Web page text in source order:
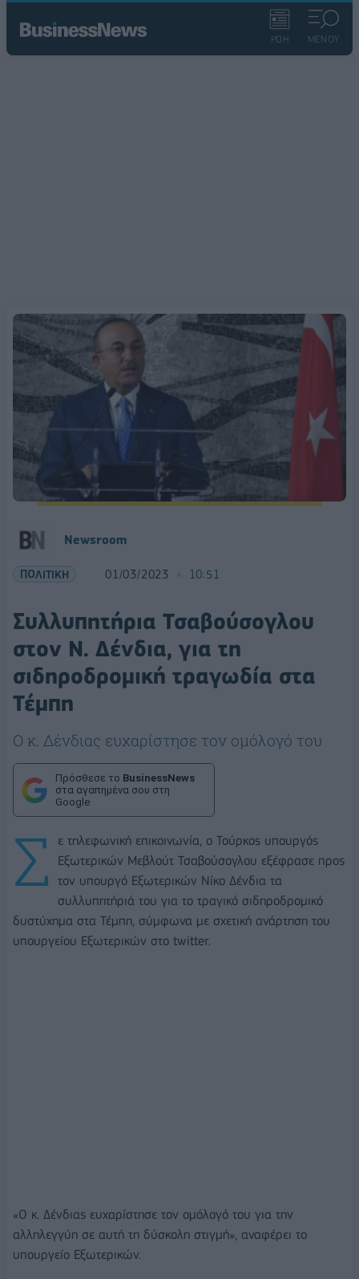
ΡΟΗ ΜΕΝΟΥ
Newsroom
ΠΟΛΙΤΙΚΗ 01/03/2023 10:51
Συλλυπητήρια Τσαβούσογλου
στον Ν. Δένδια, για τη
σιδηροδρομική τραγωδία στα
Τέμπη
Ο κ. Δένδιας ευχαρίστησε τον ομόλογό του
Πρόσθεσε το BusinessNews
στα αγαπημένα σου στη
Google
Σ
ε τηλεφωνική επικοινωνία, ο Τούρκος υπουργός
Εξωτερικών Μεβλούτ Τσαβούσογλου εξέφρασε προς
τον υπουργό Εξωτερικών Νίκο Δένδια τα
συλλυπητήριά του για το τραγικό σιδηροδρομικό
δυστύχημα στα Τέμπη, σύμφωνα με σχετική ανάρτηση του
υπουργείου Εξωτερικών στο twitter.
«Ο κ. Δένδιας ευχαρίστησε τον ομόλογό του για την
αλληλεγγύη σε αυτή τη δύσκολη στιγμή», αναφέρει το
υπουργείο Εξωτερικών.